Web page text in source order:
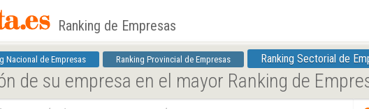
Ranking de Empresas
Nacional de Empresas Ranking Provincial de Empresas Ranking Sectorial de
de su empresa en el mayor Ranking de